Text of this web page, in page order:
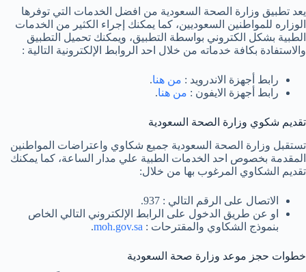
يعد تطبيق وزارة الصحة السعودية من افضل الخدمات التي توفرها
الوزاره للمواطنين السعوديين، كما يمكنك إجراء الكثير من الخدمات
الطبية بشكل الكتروني بواسطة التطبيق، ويمكنك تحميل التطبيق
والاستفادة بكافة خدماته من خلال احد الروابط الإلكترونية التالية :
رابط أجهزة الاندرويد : من هنا.
رابط أجهزة الايفون : من هنا.
تقديم شكوي وزارة الصحة السعودية
تستقبل وزارة الصحة السعودية جميع شكاوي واعتراضات المواطنين
المقدمة بخصوص احد الخدمات الطبية علي مدار الساعة، كما يمكنك
تقديم الشكاوي المرغوب بها من خلال:
الاتصال على الرقم التالي : 937.
او عن طريق الدخول على الرابط الإلكتروني التالي الخاص
بنموذج الشكاوي والمقترحات : moh.gov.sa
.
خطوات حجز موعد وزارة صحة السعودية